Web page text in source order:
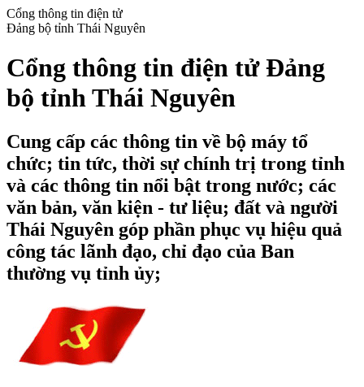
Cổng thông tin điện tử
Đảng bộ tỉnh Thái Nguyên
Cổng thông tin điện tử Đảng
bộ tỉnh Thái Nguyên
Cung cấp các thông tin về bộ máy tổ
chức; tin tức, thời sự chính trị trong tỉnh
và các thông tin nổi bật trong nước; các
văn bản, văn kiện - tư liệu; đất và người
Thái Nguyên góp phần phục vụ hiệu quả
công tác lãnh đạo, chỉ đạo của Ban
thường vụ tỉnh ủy;